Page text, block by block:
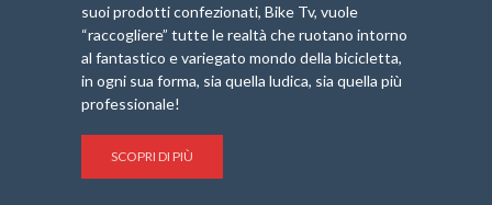
suoi prodotti confezionati, Bike Tv, vuole
“raccogliere” tutte le realtà che ruotano intorno
al fantastico e variegato mondo della bicicletta,
in ogni sua forma, sia quella ludica, sia quella più
professionale!
SCOPRI DI PIÙ